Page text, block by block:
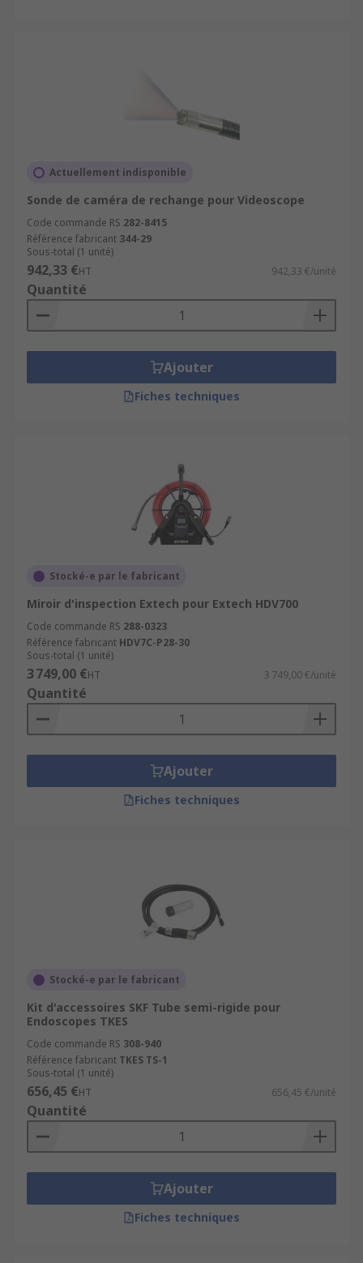
Actuellement indisponible
Sonde de caméra de rechange pour Videoscope
Code commande RS 282-8415
Référence fabricant 344-29
Sous-total (1 unité)
942,33 €HT 942,33 €/unité
Quantité
Ajouter
Fiches techniques
Stocké-e par le fabricant
Miroir d'inspection Extech pour Extech HDV700
Code commande RS 288-0323
Référence fabricant HDV7C-P28-30
Sous-total (1 unité)
3 749,00 €HT 3 749,00 €/unité
Quantité
Ajouter
Fiches techniques
Stocké-e par le fabricant
Kit d'accessoires SKF Tube semi-rigide pour
Endoscopes TKES
Code commande RS 308-940
Référence fabricant TKES TS-1
Sous-total (1 unité)
656,45 €HT 656,45 €/unité
Quantité
Ajouter
Fiches techniques